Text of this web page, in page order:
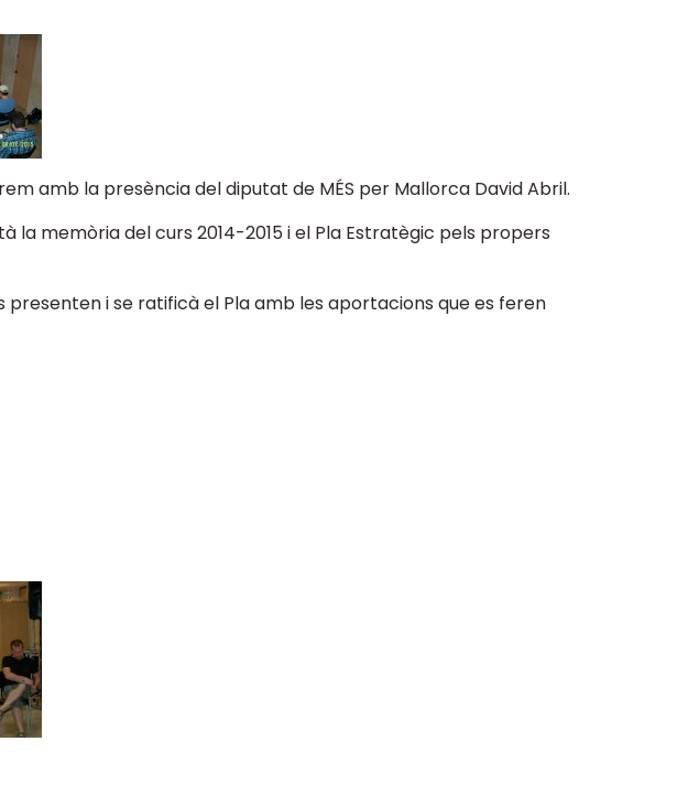
amb la presència del diputat de MÉS per Mallorca David Abril.
la memòria del curs 2014-2015 i el Pla Estratègic pels propers
i se ratificà el Pla amb les aportacions que es feren